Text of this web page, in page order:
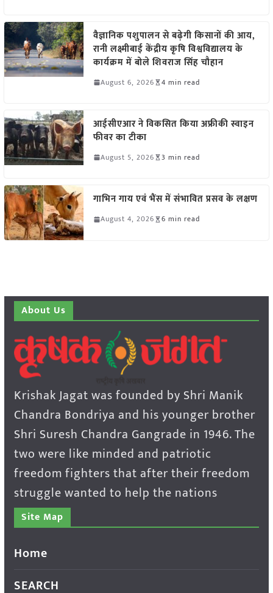
वैज्ञानिक पशुपालन से बढ़ेगी किसानों की आय,
रानी लक्ष्मीबाई केंद्रीय कृषि विश्वविद्यालय के
कार्यक्रम में बोले शिवराज सिंह चौहान
August 6, 2026 4 min read
आईसीएआर ने विकसित किया अफ्रीकी स्वाइन
फीवर का टीका
August 5, 2026 3 min read
गाभिन गाय एवं भैंस में संभावित प्रसव के लक्षण
August 4, 2026 6 min read
About Us
Krishak Jagat was founded by Shri Manik
Chandra Bondriya and his younger brother
Shri Suresh Chandra Gangrade in 1946. The
two were like minded and patriotic
freedom fighters that after their freedom
struggle wanted to help the nations
Site Map
Home
SEARCH